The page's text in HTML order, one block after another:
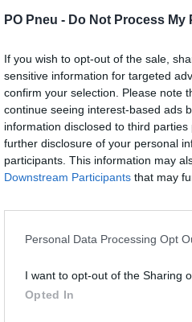
PO Pneu - Do Not Process
If you wish to opt-out of the sale,
sensitive information for targeted
confirm your selection. Please note
continue seeing interest-based ads
information disclosed to third
further disclosure of your personal
participants. This information may
Downstream Participants that may
Personal Data Processing Opt
I want to opt-out of the Sharing
Opted In